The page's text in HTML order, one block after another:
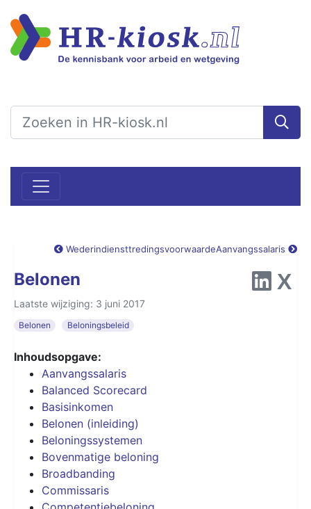
WederindiensttredingsvoorwaardeAanvangssalaris
Belonen
Laatste wijziging: 3 juni 2017
Belonen Beloningsbeleid
Inhoudsopgave:
Aanvangssalaris
Balanced Scorecard
Basisinkomen
Belonen (inleiding)
Beloningssystemen
Bovenmatige beloning
Broadbanding
Commissaris